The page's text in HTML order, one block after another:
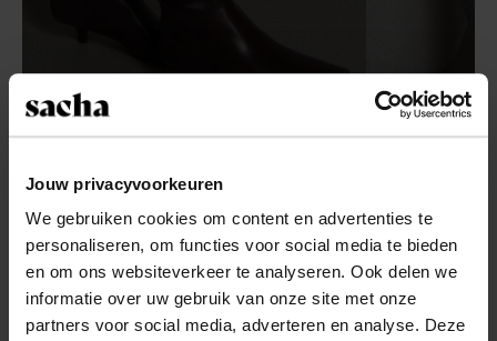
Jouw privacyvoorkeuren
We gebruiken cookies om content en advertenties te
personaliseren, om functies voor social media te bieden
en om ons websiteverkeer te analyseren. Ook delen we
informatie over uw gebruik van onze site met onze
partners voor social media, adverteren en analyse. Deze
- 62%
Item